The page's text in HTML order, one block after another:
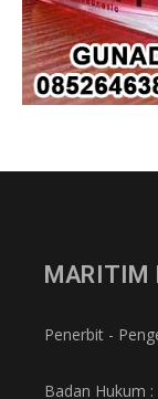
MARITIM
Penerbit -
Badan Hukum :